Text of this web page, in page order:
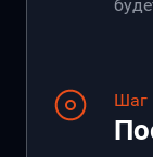
Шаг